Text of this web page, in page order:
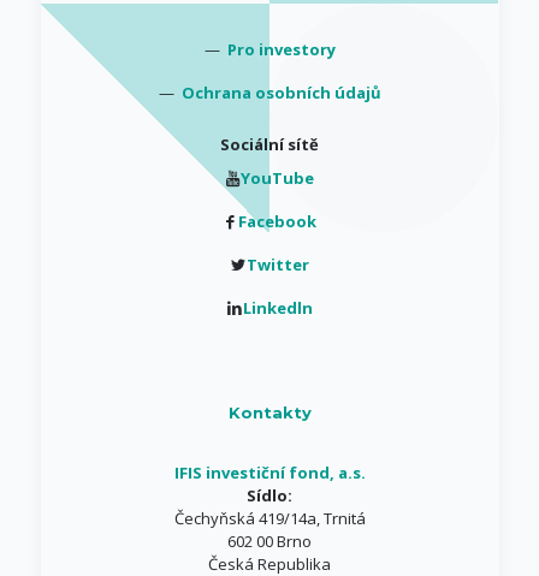
— Pro investory
— Ochrana osobních údajů
Sociální sítě
YouTube
Facebook
Twitter
Linkedln
Kontakty
IFIS investiční fond, a.s.
Sídlo:
Čechyňská 419/14a, Trnitá
602 00 Brno
Česká Republika